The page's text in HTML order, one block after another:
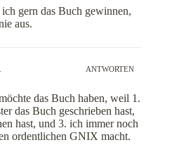
gern das Buch gewinnen,
aus.
ANTWORTEN
das Buch haben, weil 1.
das Buch geschrieben hast,
hast, und 3. ich immer noch
ordentlichen GNIX macht.